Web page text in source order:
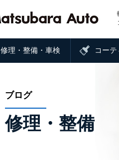
修理・整備・車検 コー
ブログ
修理・整備